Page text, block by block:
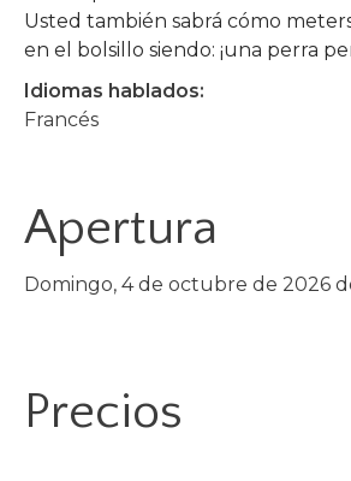
Usted también sabrá cómo
en el bolsillo siendo: ¡una perra
Idiomas hablados:
Francés
Apertura
Domingo, 4 de octubre de 2026
Precios